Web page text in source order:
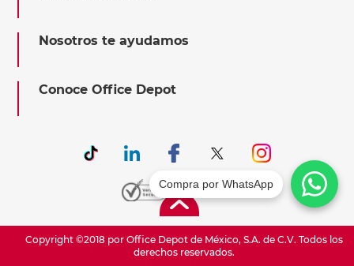
Nosotros te ayudamos
Conoce Office Depot
Copyright ©2018 por Office Depot de México, S.A. de C.V. Todos los
derechos reservados.
Compra por WhatsApp